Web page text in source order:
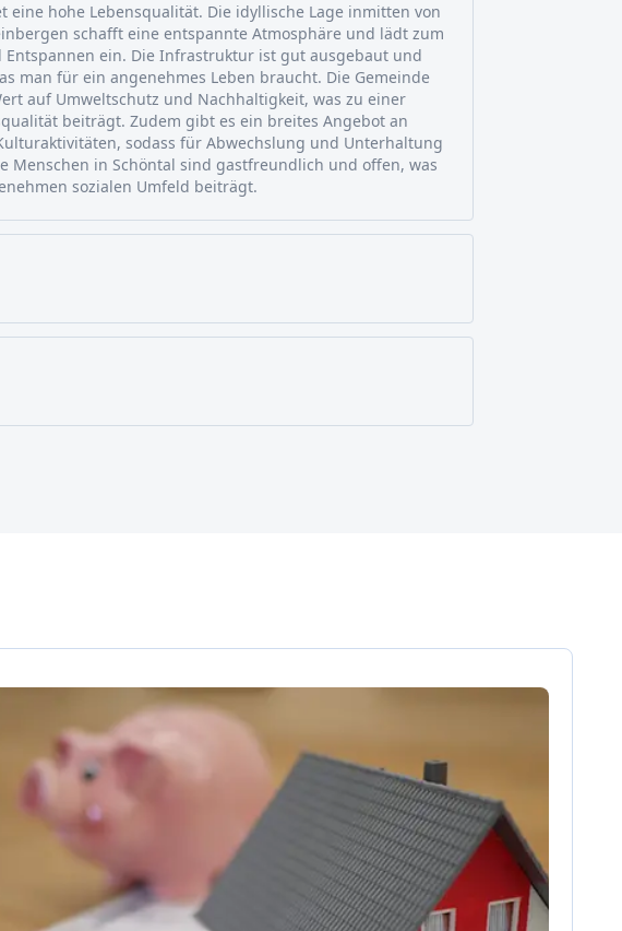
eine hohe Lebensqualität. Die idyllische Lage inmitten von
schafft eine entspannte Atmosphäre und lädt zum
Entspannen ein. Die Infrastruktur ist gut ausgebaut und
man für ein angenehmes Leben braucht. Die Gemeinde
auf Umweltschutz und Nachhaltigkeit, was zu einer
beiträgt. Zudem gibt es ein breites Angebot an
sodass für Abwechslung und Unterhaltung
Menschen in Schöntal sind gastfreundlich und offen, was
sozialen Umfeld beiträgt.